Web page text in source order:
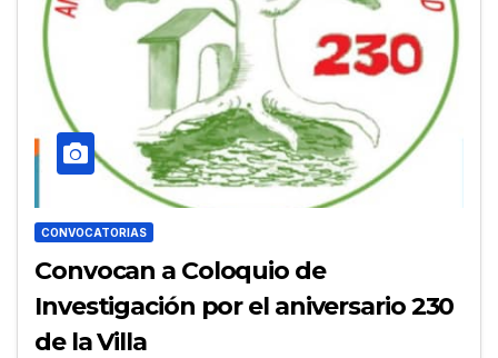
CONVOCATORIAS
Convocan a Coloquio de
Investigación por el aniversario 230
de la Villa